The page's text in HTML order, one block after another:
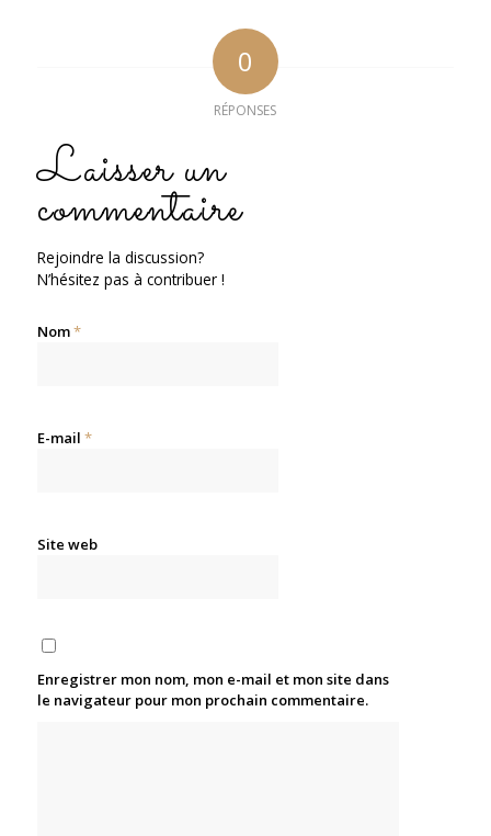
0
RÉPONSES
Laisser un
commentaire
Rejoindre la discussion?
N’hésitez pas à contribuer !
Nom*
E-mail *
Site web
Enregistrer mon nom, mon e-mail et mon site dans
le navigateur pour mon prochain commentaire.